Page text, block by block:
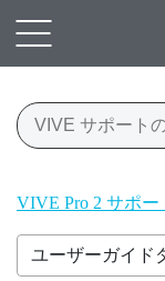
VIVE Pro 2 サポ
ユーザーガイド